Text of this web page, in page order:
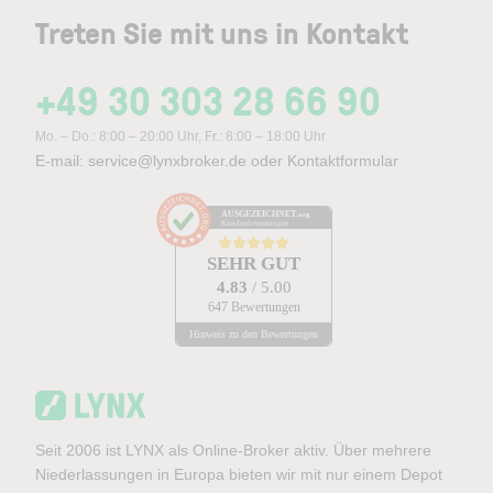
Treten Sie mit uns in Kontakt
+49 30 303 28 66 90
Mo. – Do.: 8:00 – 20:00 Uhr, Fr.: 8:00 – 18:00 Uhr
E-mail: service@lynxbroker.de oder Kontaktformular
AUSGEZEICHNET .org
Kundenbewertungen
SEHR GUT
4.83 / 5.00
647 Bewertungen
Hinweis zu den Bewertungen
Seit 2006 ist LYNX als Online-Broker aktiv. Über mehrere
Niederlassungen in Europa bieten wir mit nur einem Depot